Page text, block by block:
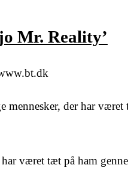
Mr. Reality’
der har været
været tæt på ham